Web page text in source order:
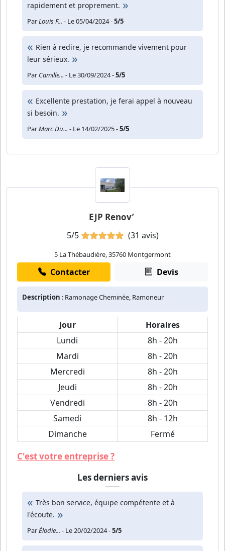
rapidement et proprement.
ParLouis F... - Le 05/04/2024 -5/5
Rien à redire, je recommande vivement pour
leur sérieux.
Par Camille... - Le 30/09/2024 -5/5
Excellente prestation, je ferai appel à nouveau
si besoin.
ParMarc Du... - Le 14/02/2025 -5/5
EJP Renov’
5/5 (31 avis)
5 La Thébaudière, 35760 Montgermont
Contacter Devis
Description : Ramonage Cheminée, Ramoneur
Jour
Horaires
Lundi
8h - 20h
Mardi
8h - 20h
Mercredi
8h - 20h
Jeudi
8h - 20h
Vendredi
8h - 20h
Samedi
8h - 12h
Dimanche
Fermé
C'est votre entreprise ?
Les derniers avis
Très bon service, équipe compétente et à
l'écoute.
ParÉlodie... - Le 20/02/2024 -5/5